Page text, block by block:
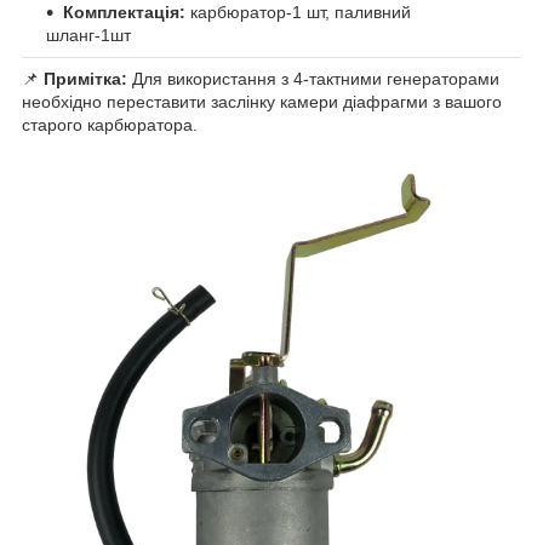
Комплектація: карбюратор-1 шт, паливний
шланг-1шт
📌 Примітка: Для використання з 4-тактними генераторами
необхідно переставити заслінку камери діафрагми з вашого
старого карбюратора.